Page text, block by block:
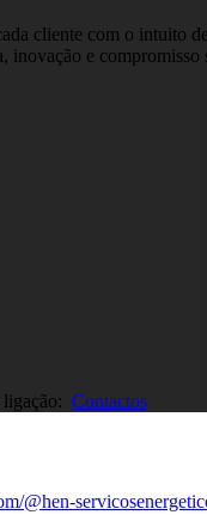
cliente com o intuito
e compromisso
ligação: Contactos